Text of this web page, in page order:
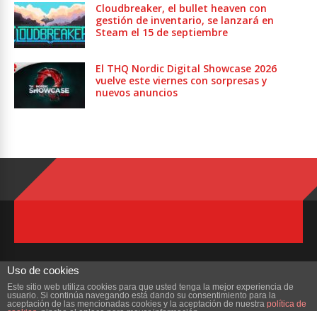
Cloudbreaker, el bullet heaven con
gestión de inventario, se lanzará en
Steam el 15 de septiembre
El THQ Nordic Digital Showcase 2026
vuelve este viernes con sorpresas y
nuevos anuncios
Copyright © 2023 ZonaMMORPG.com. Todos los derechos reservados
Uso de cookies
Este sitio web utiliza cookies para que usted tenga la mejor experiencia de
usuario. Si continúa navegando está dando su consentimiento para la
aceptación de las mencionadas cookies y la aceptación de nuestra política de